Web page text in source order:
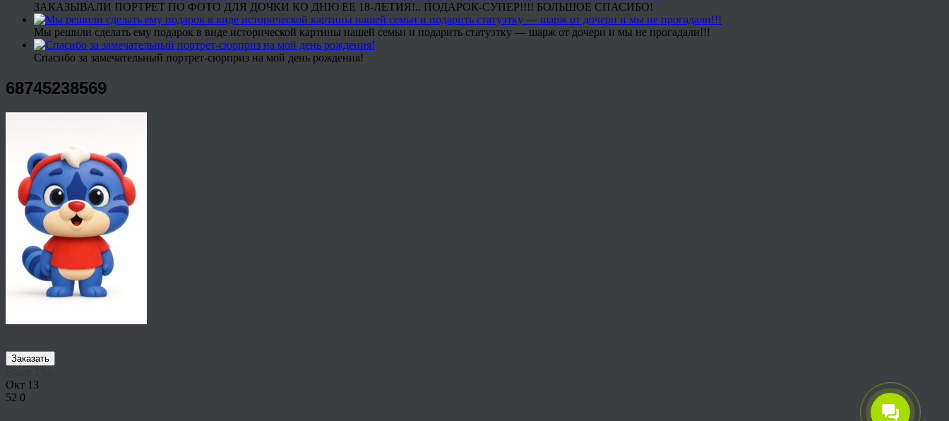
ЗАКАЗЫВАЛИ ПОРТРЕТ ПО ФОТО ДЛЯ ДОЧКИ КО ДНЮ ЕЕ 18-ЛЕТИЯ!.. ПОДАРОК-СУПЕР!!!! БОЛЬШОЕ СПАСИБО!
Мы решили сделать ему подарок в виде исторической картины нашей семьи и подарить статуэтку — шарж от дочери и мы не прогадали!!!
Спасибо за замечательный портрет-сюрприз на мой день рождения!
68745238569
Заказать
Окт 13
52 0